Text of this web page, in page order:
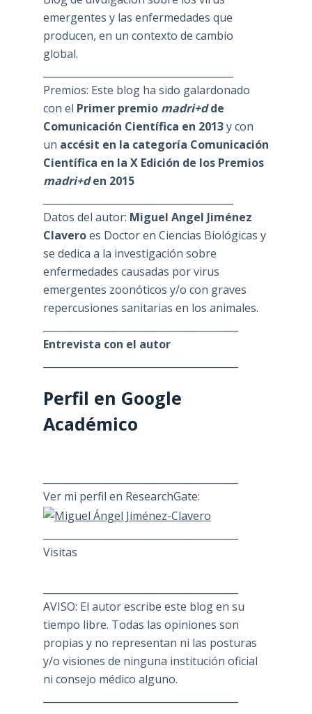
emergentes y las enfermedades que
producen, en un contexto de cambio
global.
Premios: Este blog ha sido galardonado
con el Primer premio madri+dde
Comunicación Científica en 2013y con
un accésit en la categoría Comunicación
Científica en la X Edición de los Premios
madri+den 2015
Datos del autor: Miguel Angel Jiménez
Claveroes Doctor en Ciencias Biológicas y
se dedica a la investigación sobre
enfermedades causadas por virus
emergentes zoonóticos y/o con graves
repercusiones sanitarias en los animales.
Entrevista con el autor
Perfil en Google
Académico
Ver mi perfil en ResearchGate:
Visitas
AVISO: El autor escribe este blog en su
tiempo libre. Todas las opiniones son
propias y no representan ni las posturas
y/o visiones de ninguna institución oficial
ni consejo médico alguno.